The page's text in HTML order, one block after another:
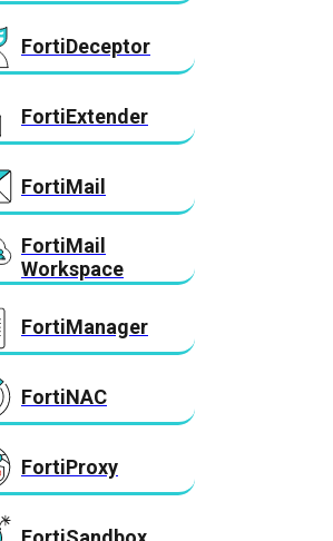
FortiDeceptor
FortiExtender
FortiMail
FortiMail
Workspace
FortiManager
FortiNAC
FortiProxy